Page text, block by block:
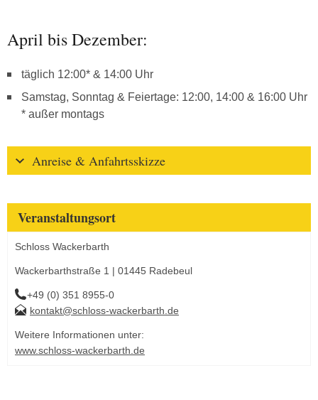
April bis Dezember:
täglich 12:00* & 14:00 Uhr
Samstag, Sonntag & Feiertage: 12:00, 14:00 & 16:00 Uhr
* außer montags
Anreise & Anfahrtsskizze
Veranstaltungsort
Schloss Wackerbarth
Wackerbarthstraße 1 | 01445 Radebeul
+49 (0) 351 8955-0
kontakt@schloss-wackerbarth.de
Weitere Informationen unter:
www.schloss-wackerbarth.de